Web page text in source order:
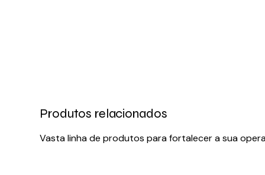
Produtos relacionados
Vasta linha de produtos para fortalecer a sua